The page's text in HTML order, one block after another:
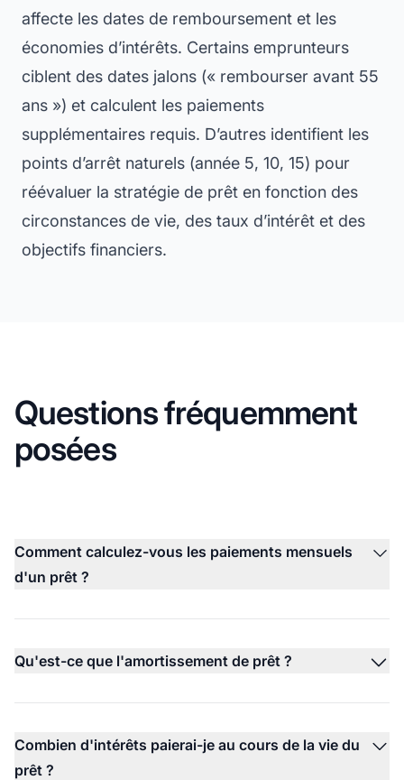
affecte les dates de remboursement et les
économies d’intérêts. Certains emprunteurs
ciblent des dates jalons (« rembourser avant 55
ans ») et calculent les paiements
supplémentaires requis. D’autres identifient les
points d’arrêt naturels (année 5, 10, 15) pour
réévaluer la stratégie de prêt en fonction des
circonstances de vie, des taux d’intérêt et des
objectifs financiers.
Questions fréquemment
posées
Comment calculez-vous les paiements mensuels
d'un prêt ?
Qu'est-ce que l'amortissement de prêt ?
Combien d'intérêts paierai-je au cours de la vie du
prêt ?